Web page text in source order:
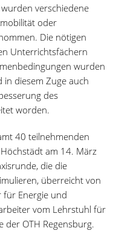
verschiedene
oder
Die nötigen
Unterrichtsfächern
wurden
diesem Zuge auch
des
worden.
40 teilnehmenden
am 14. März
die die
überreicht von
für Energie und
vom Lehrstuhl für
der OTH Regensburg.